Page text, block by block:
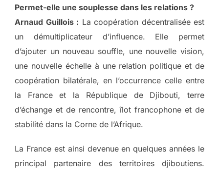
Permet-elle une souplesse dans les relations ?
Arnaud Guillois : La coopération décentralisée est
un démultiplicateur d’influence. Elle permet
d’ajouter un nouveau souffle, une nouvelle vision,
une nouvelle échelle à une relation politique et de
coopération bilatérale, en l’occurrence celle entre
la France et la République de Djibouti, terre
d’échange et de rencontre, îlot francophone et de
stabilité dans la Corne de l’Afrique.
La France est ainsi devenue en quelques années le
principal partenaire des territoires djiboutiens.